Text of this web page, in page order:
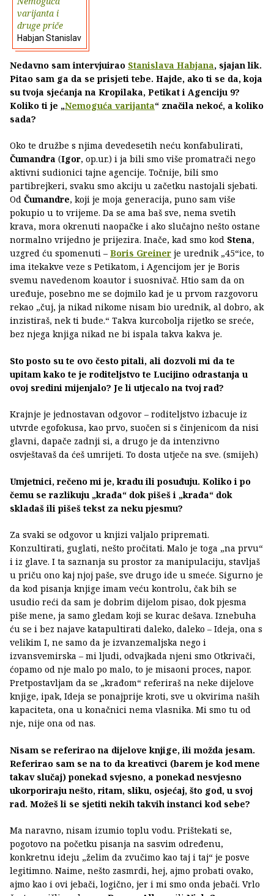
varijanta i
druge priče
Habjan Stanislav
Nedavno sam intervjuirao Stanislava Habjana, sjajan lik.
Pitao sam ga da se prisjeti tebe. Hajde, ako ti se da, koja
su tvoja sjećanja na Kropilaka, Petikat i Agenciju 9?
Koliko ti je „Nemoguća varijanta“ značila nekoć, a koliko
sada?
Oko te družbe s njima devedesetih neću konfabulirati,
Čumandra (Igor, op.ur.) i ja bili smo više promatrači nego
aktivni sudionici tajne agencije. Točnije, bili smo
partibrejkeri, svaku smo akciju u začetku nastojali sjebati.
Od Čumandre, koji je moja generacija, puno sam više
pokupio u to vrijeme. Da se ama baš sve, nema svetih
krava, mora okrenuti naopačke i ako slučajno nešto ostane
normalno vrijedno je prijezira. Inače, kad smo kod Stena,
uzgred ću spomenuti – Boris Greiner je urednik „45“ice, to
ima itekakve veze s Petikatom, i Agencijom jer je Boris
svemu navedenom koautor i suosnivač. Htio sam da on
uređuje, posebno me se dojmilo kad je u prvom razgovoru
rekao „čuj, ja nikad nikome nisam bio urednik, al dobro, ak
inzistiraš, nek ti bude.“ Takva kurcobolja rijetko se sreće,
bez njega knjiga nikad ne bi ispala takva kakva je.
Sto posto su te ovo često pitali, ali dozvoli mi da te
upitam kako te je roditeljstvo te Lucijino odrastanja u
ovoj sredini mijenjalo? Je li utjecalo na tvoj rad?
Krajnje je jednostavan odgovor – roditeljstvo izbacuje iz
utvrde egofokusa, kao prvo, suočen si s činjenicom da nisi
glavni, dapače zadnji si, a drugo je da intenzivno
osvještavaš da ćeš umrijeti. To dosta utječe na sve. (smijeh)
Umjetnici, rečeno mi je, kradu ili posuđuju. Koliko i po
čemu se razlikuju „krađa“ dok pišeš i „krađa“ dok
skladaš ili pišeš tekst za neku pjesmu?
Za svaki se odgovor u knjizi valjalo pripremati.
Konzultirati, guglati, nešto pročitati. Malo je toga „na prvu“
i iz glave. I ta saznanja su prostor za manipulaciju, stavljaš
u priču ono kaj njoj paše, sve drugo ide u smeće. Sigurno je
da kod pisanja knjige imam veću kontrolu, čak bih se
usudio reći da sam je dobrim dijelom pisao, dok pjesma
piše mene, ja samo gledam koji se kurac dešava. Iznebuha
ću se i bez najave katapultirati daleko, daleko – Ideja, ona s
velikim I, ne samo da je izvanzemaljska nego i
izvansvemirska – mi ljudi, odvajkada njeni smo Otkrivači,
ćopamo od nje malo po malo, to je misaoni proces, napor.
Pretpostavljam da se „krađom“ referiraš na neke dijelove
knjige, ipak, Ideja se ponajprije kroti, sve u okvirima naših
kapaciteta, ona u konačnici nema vlasnika. Mi smo tu od
nje, nije ona od nas.
Nisam se referirao na dijelove knjige, ili možda jesam.
Referirao sam se na to da kreativci (barem je kod mene
takav slučaj) ponekad svjesno, a ponekad nesvjesno
ukorporiraju nešto, ritam, sliku, osjećaj, što god, u svoj
rad. Možeš li se sjetiti nekih takvih instanci kod sebe?
Ma naravno, nisam izumio toplu vodu. Prištekati se,
pogotovo na početku pisanja na sasvim određenu,
konkretnu ideju „želim da zvučimo kao taj i taj“ je posve
legitimno. Naime, nešto zasmrdi, hej, ajmo probati ovako,
ajmo kao i ovi jebači, logično, jer i mi smo onda jebači. Vrlo